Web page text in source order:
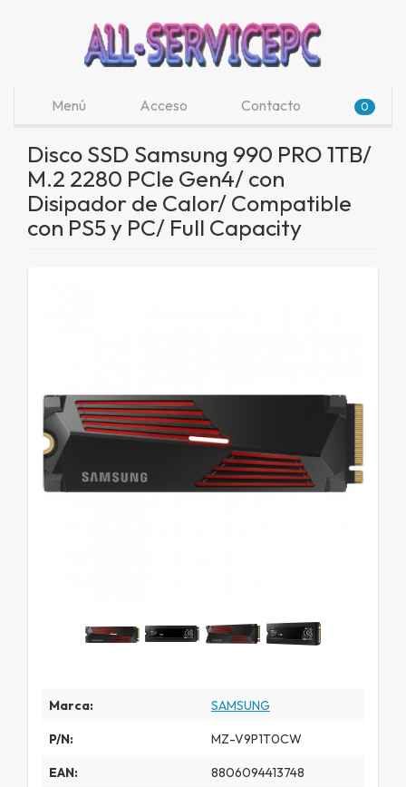
Menú Acceso Contacto 0
Disco SSD Samsung 990 PRO 1TB/
M.2 2280 PCIe Gen4/ con
Disipador de Calor/ Compatible
con PS5 y PC/ Full Capacity
Marca: SAMSUNG
P/N: MZ-V9P1T0CW
EAN: 8806094413748